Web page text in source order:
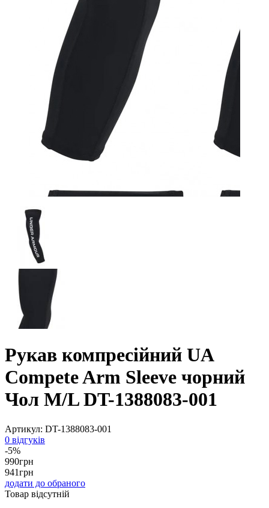
Рукав компресійний UA
Compete Arm Sleeve чорний
Чол M/L DT-1388083-001
Артикул: DT-1388083-001
0 відгуків
-5%
990грн
941грн
додати до обраного
Товар відсутній